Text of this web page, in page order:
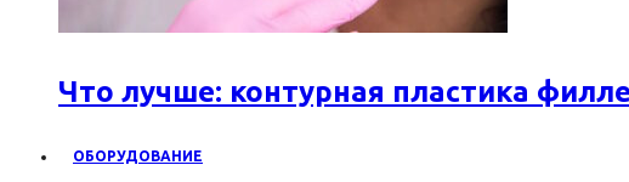
Что лучше: контурная пластика
ОБОРУДОВАНИЕ